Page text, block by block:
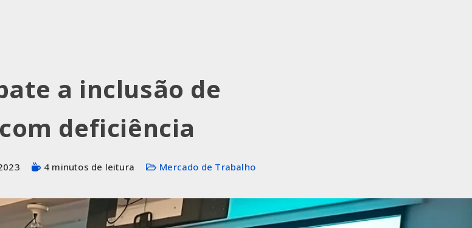
a inclusão de
deficiência
4 minutos de leitura Mercado de Trabalho